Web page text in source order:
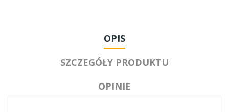
OPIS
SZCZEGÓŁY PRODUKTU
OPINIE